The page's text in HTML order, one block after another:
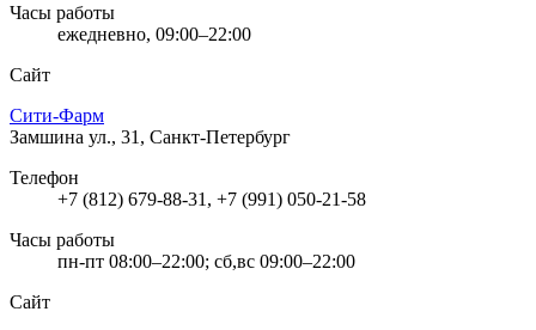
Часы работы
ежедневно, 09:00–22:00
Сайт
Сити-Фарм
Замшина ул., 31, Санкт-Петербург
Телефон
+7 (812) 679-88-31, +7 (991) 050-21-58
Часы работы
пн-пт 08:00–22:00; сб,вс 09:00–22:00
Сайт